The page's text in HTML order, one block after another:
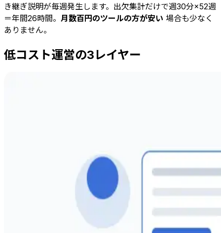
き継ぎ説明が毎週発生します。出欠集計だけで週30分×52週
＝年間26時間。 月数百円のツールの方が安い 場合も少なく
ありません。
低コスト運営の3レイヤー